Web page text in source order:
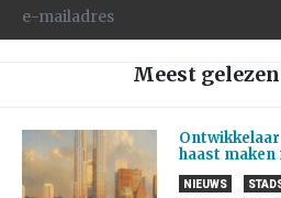
Meest
haast maken
NIEUWS